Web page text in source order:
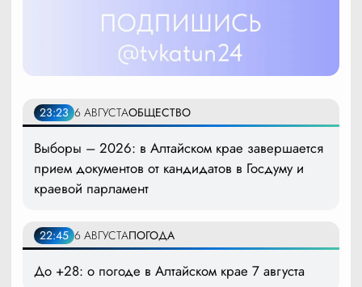
23:23 6 АВГУСТАОБЩЕСТВО
Выборы – 2026: в Алтайском крае завершается
прием документов от кандидатов в Госдуму и
краевой парламент
22:45 6 АВГУСТАПОГОДА
До +28: о погоде в Алтайском крае 7 августа